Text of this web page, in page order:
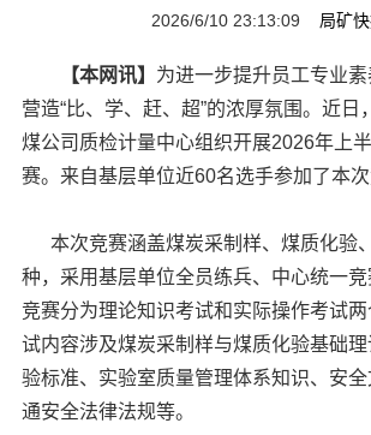
2026/6/10 23:13:09 局矿
【本网讯】 为进一步提升员工专业素
营造“比、学、赶、超”的浓厚氛围。近日
煤公司质检计量中心组织开展2026年上
赛。来自基层单位近60名选手参加了本次
本次竞赛涵盖煤炭采制样、煤质化验
种，采用基层单位全员练兵、中心统一竞
竞赛分为理论知识考试和实际操作考试
试内容涉及煤炭采制样与煤质化验基础
验标准、实验室质量管理体系知识、安
通安全法律法规等。